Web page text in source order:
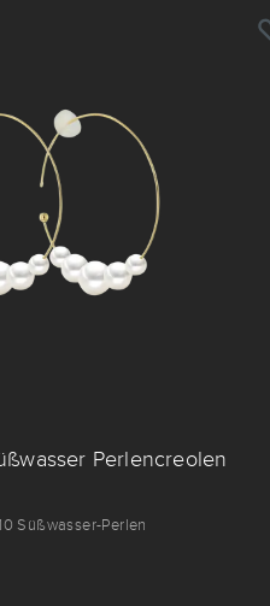
Perlencreolen
Süßwasser-Perlen